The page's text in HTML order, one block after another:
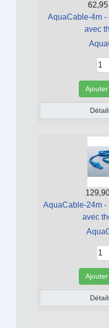
AquaCable-4m -
avec
AquaCable-24m -
avec